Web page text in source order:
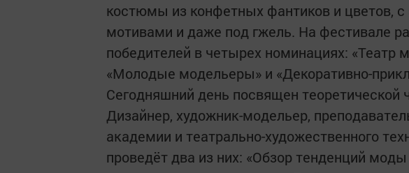
костюмы из конфетных фантиков и цветов,
мотивами и даже под гжель. На фестивале
победителей в четырех номинациях: «Театр
«Молодые модельеры» и «Декоративно-
Сегодняшний день посвящен теоретической
Дизайнер, художник-модельер,
академии и театрально-художественного
проведёт два из них: «Обзор тенденций